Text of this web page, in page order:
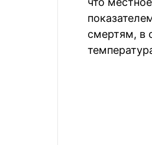
смертям, в